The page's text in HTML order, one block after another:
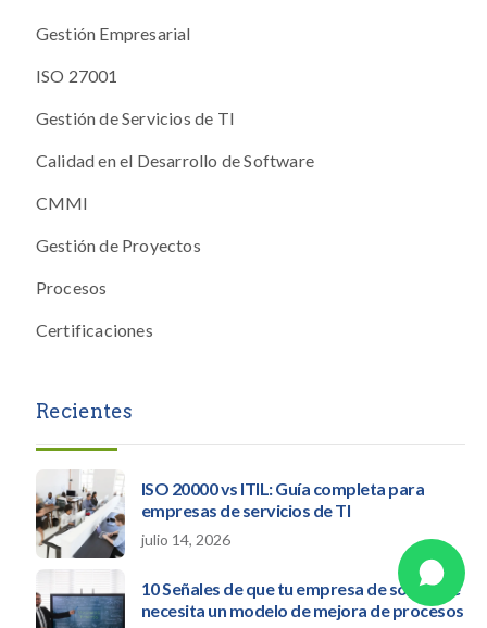
Gestión Empresarial
ISO 27001
Gestión de Servicios de TI
Calidad en el Desarrollo de Software
CMMI
Gestión de Proyectos
Procesos
Certificaciones
Recientes
ISO 20000 vs ITIL: Guía completa para
empresas de servicios de TI
julio 14, 2026
10 Señales de que tu empresa de software
necesita un modelo de mejora de procesos